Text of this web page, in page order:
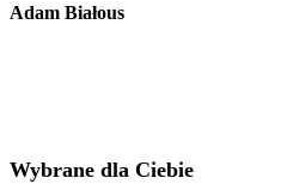
Adam Białous
Wybrane dla Ciebie